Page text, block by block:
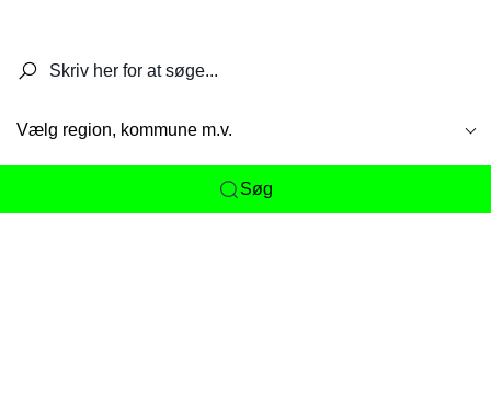
Vælg region, kommune m.v.
Søg